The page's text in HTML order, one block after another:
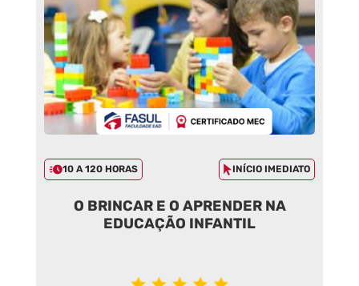
10 A 120 HORAS INÍCIO IMEDIATO
O BRINCAR E O APRENDER NA
EDUCAÇÃO INFANTIL